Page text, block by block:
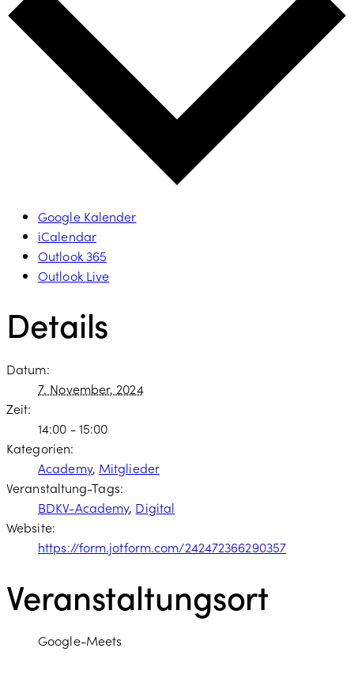
Google Kalender
iCalendar
Outlook 365
Outlook Live
Details
Datum:
7. November, 2024
Zeit:
14:00 - 15:00
Kategorien:
Academy, Mitglieder
Veranstaltung-Tags:
BDKV-Academy, Digital
Website:
https://form.jotform.com/242472366290357
Veranstaltungsort
Google-Meets